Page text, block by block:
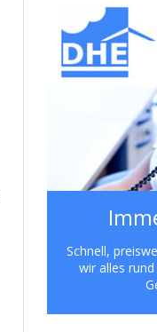
Schnell,
wir alles